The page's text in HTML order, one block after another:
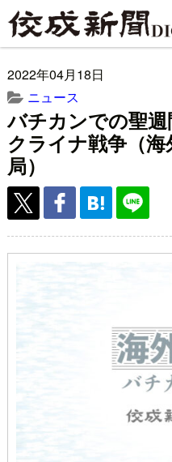
2022年04月18日
ニュース
バチカンでの聖
クライナ戦争（
局）